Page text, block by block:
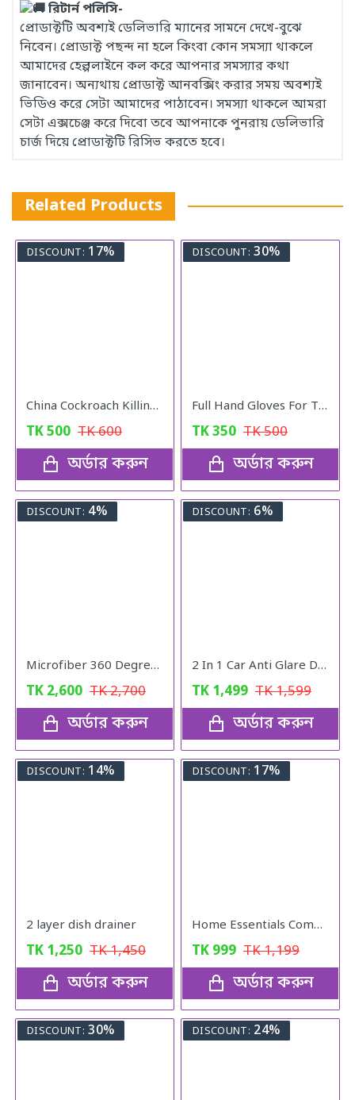
রিটার্ন পলিসি-
প্রোডাক্টটি অবশ্যই ডেলিভারি ম্যানের সামনে দেখে-বুঝে
নিবেন। প্রোডাক্ট পছন্দ না হলে কিংবা কোন সমস্যা থাকলে
আমাদের হেল্পলাইনে কল করে আপনার সমস্যার কথা
জানাবেন। অন্যথায় প্রোডাক্ট আনবক্সিং করার সময় অবশ্যই
ভিডিও করে সেটা আমাদের পাঠাবেন। সমস্যা থাকলে আমরা
সেটা এক্সচেঞ্জ করে দিবো তবে আপনাকে পুনরায় ডেলিভারি
চার্জ দিয়ে প্রোডাক্টটি রিসিভ করতে হবে।
Related Products
DISCOUNT: 17%
China Cockroach Killing Catch
TK500 TK600
অর্ডার করুন
DISCOUNT: 30%
Full Hand Gloves For The Kitchen
TK350 TK500
অর্ডার করুন
DISCOUNT: 4%
Microfiber 360 Degree Regular Rotary/Spin Mop Floor Cleaning Mop
TK 2,600 TK2,700
অর্ডার করুন
DISCOUNT: 6%
2 In 1 Car Anti Glare Day And Night Sun visor Mirrors
TK 1,499 TK1,599
অর্ডার করুন
DISCOUNT: 14%
2 layer dish drainer
TK 1,250 TK1,450
অর্ডার করুন
DISCOUNT: 17%
Home Essentials Combo Pack
TK 999 TK1,199
অর্ডার করুন
DISCOUNT: 30% DISCOUNT: 24%